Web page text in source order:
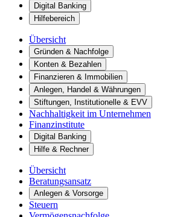
Digital Banking
Hilfebereich
Übersicht
Gründen & Nachfolge
Konten & Bezahlen
Finanzieren & Immobilien
Anlegen, Handel & Währungen
Stiftungen, Institutionelle & EVV
Nachhaltigkeit im Unternehmen
Finanzinstitute
Digital Banking
Hilfe & Rechner
Übersicht
Beratungsansatz
Anlegen & Vorsorge
Steuern